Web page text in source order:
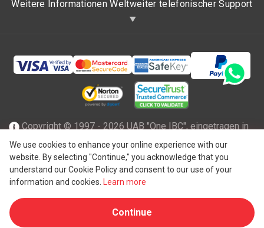
We use cookies to enhance your online experience with our
website. By selecting "Continue," you acknowledge that you
understand our Cookie Policy and consent to our use of your
information and cookies.
Learn more
Continue
Weitere Informationen Weltweiter telefonischer Support
Copyright © 1997 - 2026 UAB "One IBC", eingetragen in
der Republik Litauen mit beschränkter Haftung und Mitglied
des One IBC Netzwerks einer unabhängigen und separaten
juristischen Person, die mit der One IBC
Limited"), einer Schweizer Einheit, verbunden ist. Alle
Rechte vorbehalten. Weitere Informationen finden Sie unter